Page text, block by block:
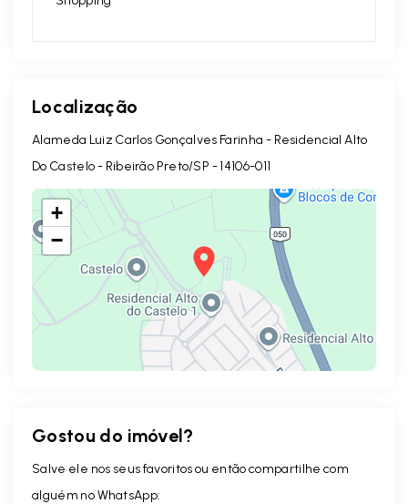
Localização
Alameda Luiz Carlos Gonçalves Farinha - Residencial Alto
Do Castelo - Ribeirão Preto/SP - 14106-011
+
−
Gostou do imóvel?
Salve ele nos seus favoritos ou então compartilhe com
alguém no WhatsApp: